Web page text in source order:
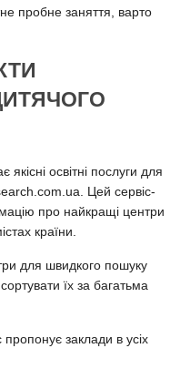
пробне заняття, варто
якісні освітні послуги для
Цей сервіс-
про найкращі центри
країни.
для швидкого пошуку
їх за багатьма
заклади в усіх